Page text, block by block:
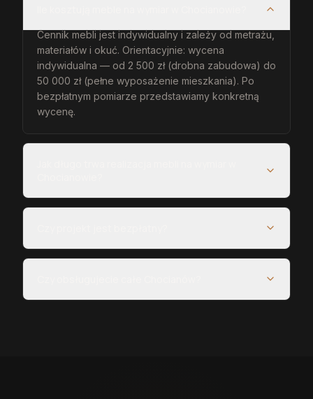
Cennik mebli jest indywidualny i zależy od metrażu,
materiałów i okuć. Orientacyjnie: wycena
indywidualna — od 2 500 zł (drobna zabudowa) do
50 000 zł (pełne wyposażenie mieszkania). Po
bezpłatnym pomiarze przedstawiamy konkretną
wycenę.